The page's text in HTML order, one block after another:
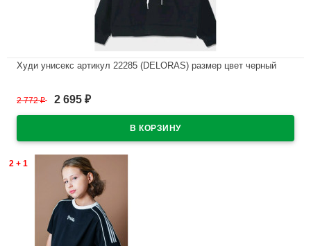
Худи унисекс артикул 22285 (DELORAS) размер цвет черный
2 772₽ 2 695 ₽
2 + 1